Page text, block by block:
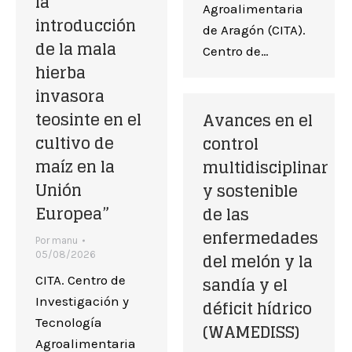
introducción
de la mala
hierba
invasora
teosinte en el
cultivo de
maíz en la
Unión
Europea”
Por manu
05/08/2026
CITA. Centro de
Investigación y
Tecnología
Agroalimentaria
Agroalimentaria
de Aragón (CITA).
Centro de…
Avances en el
control
multidisciplinar
y sostenible
de las
enfermedades
del melón y la
sandía y el
déficit hídrico
(WAMEDISS)